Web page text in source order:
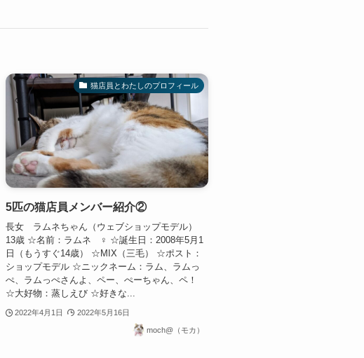
猫店員とわたしのプロフィール
5匹の猫店員メンバー紹介②
長女 ラムネちゃん（ウェブショップモデル）
13歳 ☆名前：ラムネ ♀ ☆誕生日：2008年5月1
日（もうすぐ14歳） ☆MIX（三毛） ☆ポスト：
ショップモデル ☆ニックネーム：ラム、ラムっ
ぺ、ラムっぺさんよ、ペー、ぺーちゃん、ペ！
☆大好物：蒸しえび ☆好きな...
2022年4月1日 2022年5月16日
moch@（モカ）